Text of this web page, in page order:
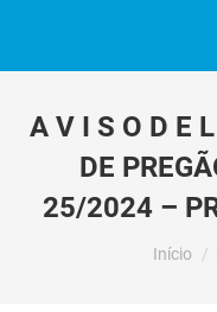
A V I S O D E
DE
25/2024 –
Você
Início